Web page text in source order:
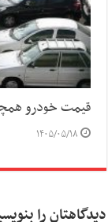
قیمت خودرو
۱۴۰۵/۰۵/۱۸
دیدگاهتان را